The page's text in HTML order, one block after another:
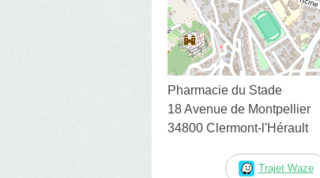
Pharmacie du Stade
18 Avenue de Montpellier
34800 Clermont-l'Hérault
Trajet Waze